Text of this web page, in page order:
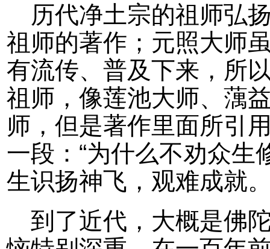
历代净土宗的祖师弘
祖师的著作；元照大师
有流传、普及下来，所
祖师，像莲池大师、蕅
师，但是著作里面所引
一段：“为什么不劝众
生识扬神飞，观难成就
到了近代，大概是佛